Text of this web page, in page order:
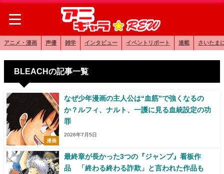
アニメ・漫画 声優 雑学 インタビュー イベントリポート 連載 さいたま
BLEACHの記事一覧
漫画
なぜ少年漫画の主人公は“血筋”で強くなるの
か？ルフィ、ナルト、一護に見る血統設定の功
罪
2026年7月5日
最終章が長かった3つの『ジャンプ』看板作
品 「終わる終わる詐欺」と言われた作品も